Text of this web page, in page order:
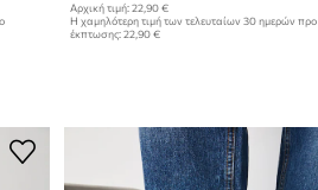
Αρχική τιμή: 22,90 €
Η χαμηλότερη τιμή των τελευταίων 30 ημερών προ
έκπτωσης: 22,90 €